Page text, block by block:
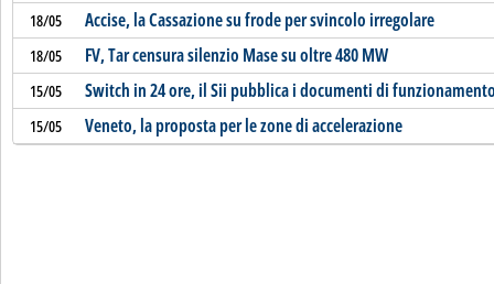
18/05 Accise, la Cassazione su frode per svincolo irregolare
18/05 FV, Tar censura silenzio Mase su oltre 480 MW
15/05 Switch in 24 ore, il Sii pubblica i documenti di
15/05 Veneto, la proposta per le zone di accelerazione